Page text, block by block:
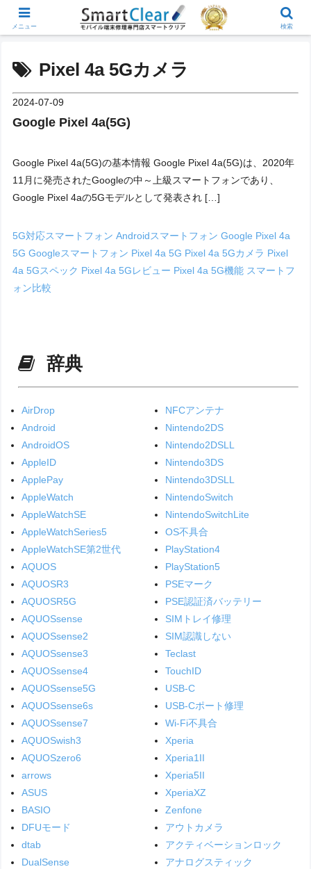
Pixel 4a 5Gカメラ
2024-07-09
Google Pixel 4a(5G)
Google Pixel 4a(5G)の基本情報 Google Pixel 4a(5G)は、2020年
11月に発売されたGoogleの中～上級スマートフォンであり、
Google Pixel 4aの5Gモデルとして発表され […]
5G対応スマートフォンAndroidスマートフォンGoogle Pixel 4a
5GGoogleスマートフォン Pixel 4a 5G Pixel 4a 5Gカメラ Pixel
4a 5Gスペック Pixel 4a 5Gレビュー Pixel 4a 5G機能 スマートフ
ォン比較
辞典
AirDrop
Android
AndroidOS
AppleID
ApplePay
AppleWatch
AppleWatchSE
AppleWatchSeries5
AppleWatchSE第2世代
AQUOS
AQUOSR3
AQUOSR5G
AQUOSsense
AQUOSsense2
AQUOSsense3
AQUOSsense4
AQUOSsense5G
AQUOSsense6s
AQUOSsense7
AQUOSwish3
AQUOSzero6
arrows
ASUS
BASIO
DFUモード
dtab
DualSense
NFCアンテナ
Nintendo2DS
Nintendo2DSLL
Nintendo3DS
Nintendo3DSLL
NintendoSwitch
NintendoSwitchLite
OS不具合
PlayStation4
PlayStation5
PSEマーク
PSE認証済バッテリー
SIMトレイ修理
SIM認識しない
Teclast
TouchID
USB-C
USB-Cポート修理
Wi-Fi不具合
Xperia
Xperia1II
Xperia5II
XperiaXZ
Zenfone
アウトカメラ
アクティベーションロック
アナログスティック
メニュー 検索